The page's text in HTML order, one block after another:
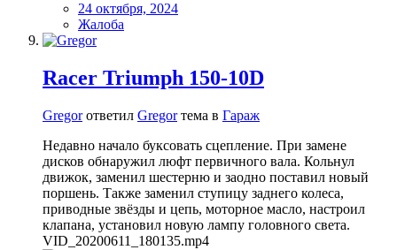
24 октября, 2024
Жалоба
Racer Triumph 150-10D
Gregorответил Gregorтема в Гараж
Недавно начало буксовать сцепление. При замене
дисков обнаружил люфт первичного вала. Кольнул
движок, заменил шестерню и заодно поставил новый
поршень. Также заменил ступицу заднего колеса,
приводные звёзды и цепь, моторное масло, настроил
клапана, установил новую лампу головного света.
VID_20200611_180135.mp4